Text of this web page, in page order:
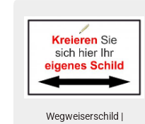
Wegweiserschild |